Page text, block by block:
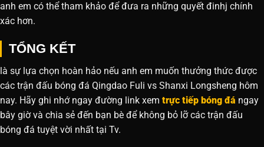
anh em có thể tham khảo để đưa ra những quyết đinhj chính
xác hơn.
TỔNG KẾT
là sự lựa chọn hoàn hảo nếu anh em muốn thưởng thức được
các trận đấu bóng đá Qingdao Fuli vs Shanxi Longsheng hôm
nay. Hãy ghi nhớ ngay đường link xem trực tiếp bóng đá ngay
bây giờ và chia sẻ đến bạn bè để không bỏ lỡ các trận đấu
bóng đá tuyệt vời nhất tại Tv.